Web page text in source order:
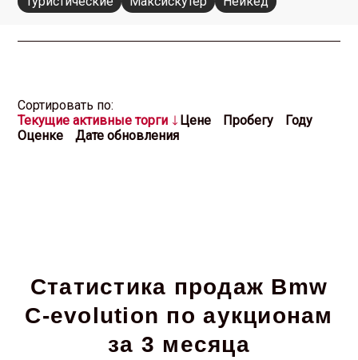
Cортировать по:
Текущие активные торги
Цене Пробегу
Году
Оценке
Дате обновления
Статистика продаж Bmw
C-evolution по аукционам
за 3 месяца